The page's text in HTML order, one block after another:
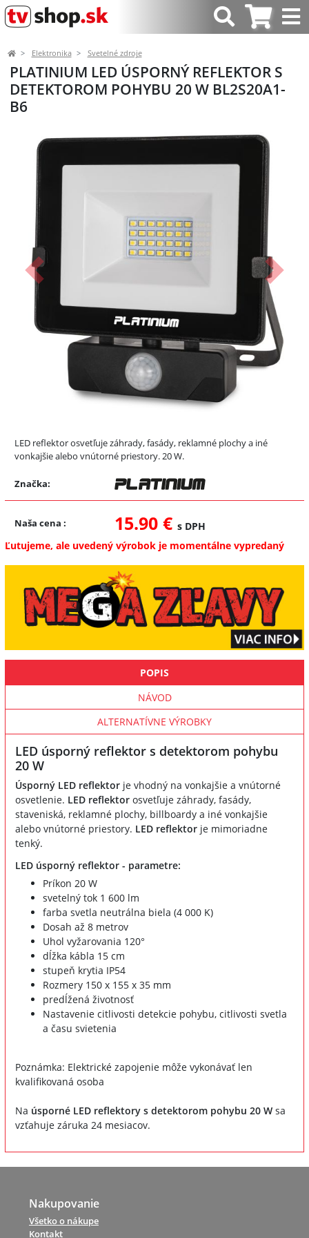
Elektronika Svetelné zdroje
PLATINIUM LED ÚSPORNÝ REFLEKTOR S
DETEKTOROM POHYBU 20 W BL2S20A1-
B6
Predchádzajúci Ďalší
LED reflektor osvetľuje záhrady, fasády, reklamné plochy a iné
vonkajšie alebo vnútorné priestory. 20 W.
Značka:
Naša cena : 15.90 € s DPH
Ľutujeme, ale uvedený výrobok je momentálne vypredaný
POPIS
NÁVOD
ALTERNATÍVNE VÝROBKY
LED úsporný reflektor s detektorom pohybu
20 W
Úsporný LED reflektor je vhodný na vonkajšie a vnútorné
osvetlenie. LED reflektor osvetľuje záhrady, fasády,
staveniská, reklamné plochy, billboardy a iné vonkajšie
alebo vnútorné priestory. LED reflektor je mimoriadne
tenký.
LED úsporný reflektor - parametre:
Príkon 20 W
svetelný tok 1 600 lm
farba svetla neutrálna biela (4 000 K)
Dosah až 8 metrov
Uhol vyžarovania 120°
dĺžka kábla 15 cm
stupeň krytia IP54
Rozmery 150 x 155 x 35 mm
predĺžená životnosť
Nastavenie citlivosti detekcie pohybu, citlivosti svetla
a času svietenia
Poznámka: Elektrické zapojenie môže vykonávať len
kvalifikovaná osoba
Na úsporné LED reflektory s detektorom pohybu 20 W sa
vzťahuje záruka 24 mesiacov.
Nakupovanie
Všetko o nákupe
Kontakt